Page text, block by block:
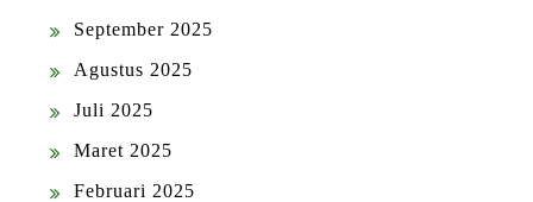
September 2025
Agustus 2025
Juli 2025
Maret 2025
Februari 2025